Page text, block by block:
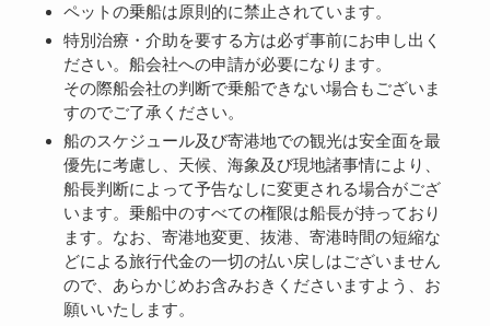
ペットの乗船は原則的に禁止されています。
特別治療・介助を要する方は必ず事前にお申し出く
ださい。船会社への申請が必要になります。
その際船会社の判断で乗船できない場合もございま
すのでご了承ください。
船のスケジュール及び寄港地での観光は安全面を最
優先に考慮し、天候、海象及び現地諸事情により、
船長判断によって予告なしに変更される場合がござ
います。乗船中のすべての権限は船長が持っており
ます。なお、寄港地変更、抜港、寄港時間の短縮な
どによる旅行代金の一切の払い戻しはございません
ので、あらかじめお含みおきくださいますよう、お
願いいたします。